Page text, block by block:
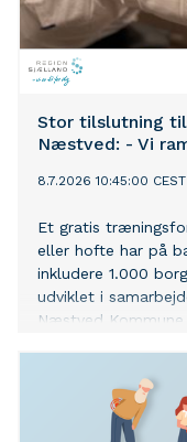
Stor tilslutning
Næstved: - Vi
8.7.2026 10:45:00 CEST
Et gratis
eller hofte har på
inkludere 1.000
udviklet i
Næstved